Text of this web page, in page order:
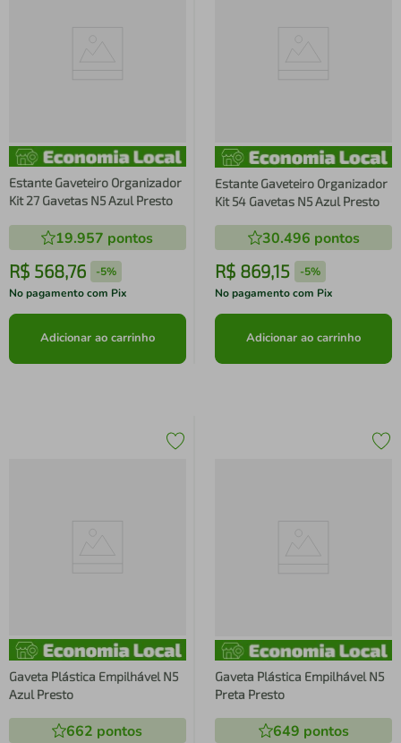
Estante Gaveteiro Organizador
Kit 27 Gavetas N5 Azul Presto
19.957 pontos
R$ 568,76 -5%
No pagamento com Pix
Adicionar ao carrinho
Estante Gaveteiro Organizador
Kit 54 Gavetas N5 Azul Presto
30.496 pontos
R$ 869,15 -5%
No pagamento com Pix
Adicionar ao carrinho
Gaveta Plástica Empilhável N5
Azul Presto
662 pontos
Gaveta Plástica Empilhável N5
Preta Presto
649 pontos